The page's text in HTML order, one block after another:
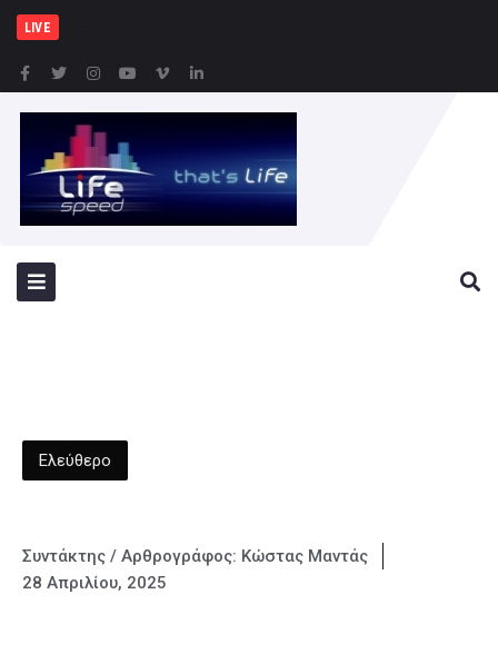
LIVE
Ελεύθερο
Συντάκτης / Αρθρογράφος: Κώστας Μαντάς
28 Απριλίου, 2025